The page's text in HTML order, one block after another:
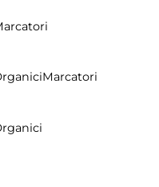
Marcatori